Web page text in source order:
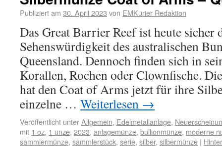
Publiziert am 30. April 2023 von EMKurier Redaktion
Das Great Barrier Reef ist heute sicher
Sehenswürdigkeit des australischen
Queensland. Dennoch finden sich in
Korallen, Rochen oder Clownfische.
hat den Coat of Arms jetzt für ihre
einzelne … Weiterlesen →
Veröffentlicht unterAllgemein, Edelmetallanlage,
mit 1 oz, 1 unze, 2023, anlagemünze, bullionmünze, moderne
sammlermünze, sammlerstück, serie, silber, silbermünze |